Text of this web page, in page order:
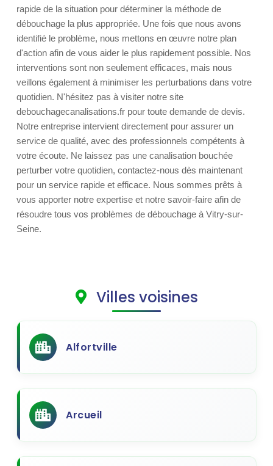
rapide de la situation pour déterminer la méthode de
débouchage la plus appropriée. Une fois que nous avons
identifié le problème, nous mettons en œuvre notre plan
d'action afin de vous aider le plus rapidement possible. Nos
interventions sont non seulement efficaces, mais nous
veillons également à minimiser les perturbations dans votre
quotidien. N'hésitez pas à visiter notre site
debouchagecanalisations.fr pour toute demande de devis.
Notre entreprise intervient directement pour assurer un
service de qualité, avec des professionnels compétents à
votre écoute. Ne laissez pas une canalisation bouchée
perturber votre quotidien, contactez-nous dès maintenant
pour un service rapide et efficace. Nous sommes prêts à
vous apporter notre expertise et notre savoir-faire afin de
résoudre tous vos problèmes de débouchage à Vitry-sur-
Seine.
Villes voisines
Alfortville
Arcueil